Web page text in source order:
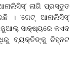
ଲାଗି ପ୍ରସ୍ତୁତ
। ‘ଗେଟ୍‌ ଆନାଲିସିସ୍‌’
ସାକ୍ଷ୍ୟରେ କଏଦ
ବ୍ୟକ୍ତିଙ୍କୁ ଚିହ୍ନଟ